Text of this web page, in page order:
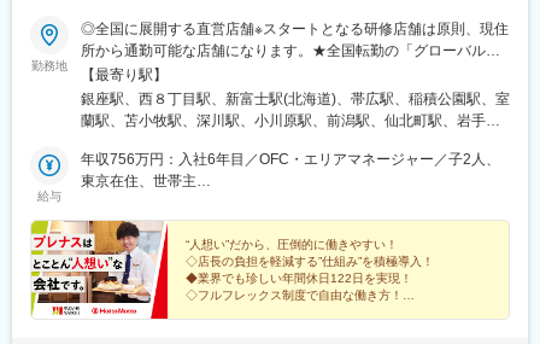
駅、ひたち野うしく駅、みどりの駅、下館二高前駅、神立駅、小
絹駅、土浦駅、戸頭駅、七光台駅、守谷駅、結城駅、東塩釜駅、
東福島駅、美術館図書館前駅、泉駅(福島交通線)、上保原駅、宇都
宮駅、那珂湊駅
勤務地
◎全国に展開する直営店舗※スタートとなる研修店舗は原則、現住
所から通勤可能な店舗になります。★全国転勤の「グローバルコ
ース」、地域限定の「リージョナルコース」から希望のキャリア
を選択可能！勤務地については以下の通りです。【グローバルコ
ース】事業展開エリア全域が勤務地の対象となり、その中での転
エリア内のみ勤務地となります。（エリア内で転居を伴う転勤の
可能性あり）下記エリアから選択可能・北海道エリア／北海道・
／茨城・栃木・群馬・千葉・埼玉・東京・神奈川・中部エリア／
山梨・長野・静岡・新潟・愛知・岐阜・富山・石川・福井・関西
エリア／滋賀・京都・大阪・奈良・和歌山・兵庫・三重・中国四
国エリア／鳥取・島根・岡山・広島・山口・香川・徳島・高知・
愛媛・九州エリア／福岡・佐賀・長崎・熊本・大分・宮崎・鹿児
【最寄り駅】
銀座駅、西８丁目駅、新富士駅(北海道)、帯広駅、稲積公園駅、室
蘭駅、苫小牧駅、深川駅、小川原駅、前潟駅、仙北町駅、岩手飯
形駅、酒田駅、安積永盛駅、喜久田駅、新白河駅、白河駅、いわ
き駅、日和田駅、東宿郷駅、新鹿沼駅、合戦場駅、足利駅、北高
三条駅、分水駅、北坂戸駅、南与野駅、大宮駅(埼玉県)、南鳩ケ谷
駅、北春日部駅、笠幡駅、獨協大学前駅、鷲宮駅、東松山駅、熊
谷駅、三ノ輪駅、地下鉄赤塚駅、不動前駅、経堂駅、茅場町駅、
船堀駅、糀谷駅、梅島駅、赤土小学校前駅、ちはら台駅、浦安駅
(千葉県)、小倉台駅、元山駅(千葉県)、愛甲石田駅、茅ケ崎駅、岸
給与
年収756万円：入社6年目／OFC・エリアマネージャー／子2人、
東京在住、世帯主
大阪在住、世帯主
“人想い”だから、圧倒的に働きやすい！
◇店長の負担を軽減する”仕組み”を積極導入！
◆業界でも珍しい年間休日122日を実現！
◇フルフレックス制度で自由な働き方！